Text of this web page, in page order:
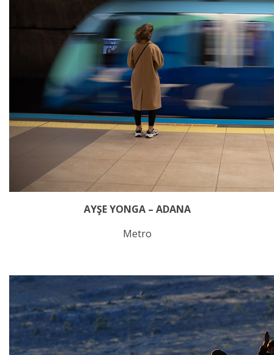
AYŞE YONGA – ADANA
Metro